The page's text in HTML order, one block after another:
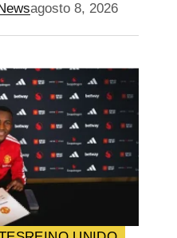
agosto 8, 2026